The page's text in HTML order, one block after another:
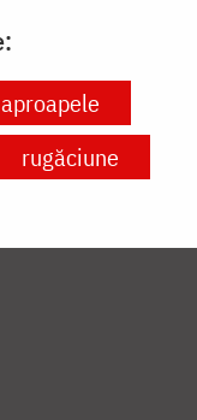
aproapele
rugăciune